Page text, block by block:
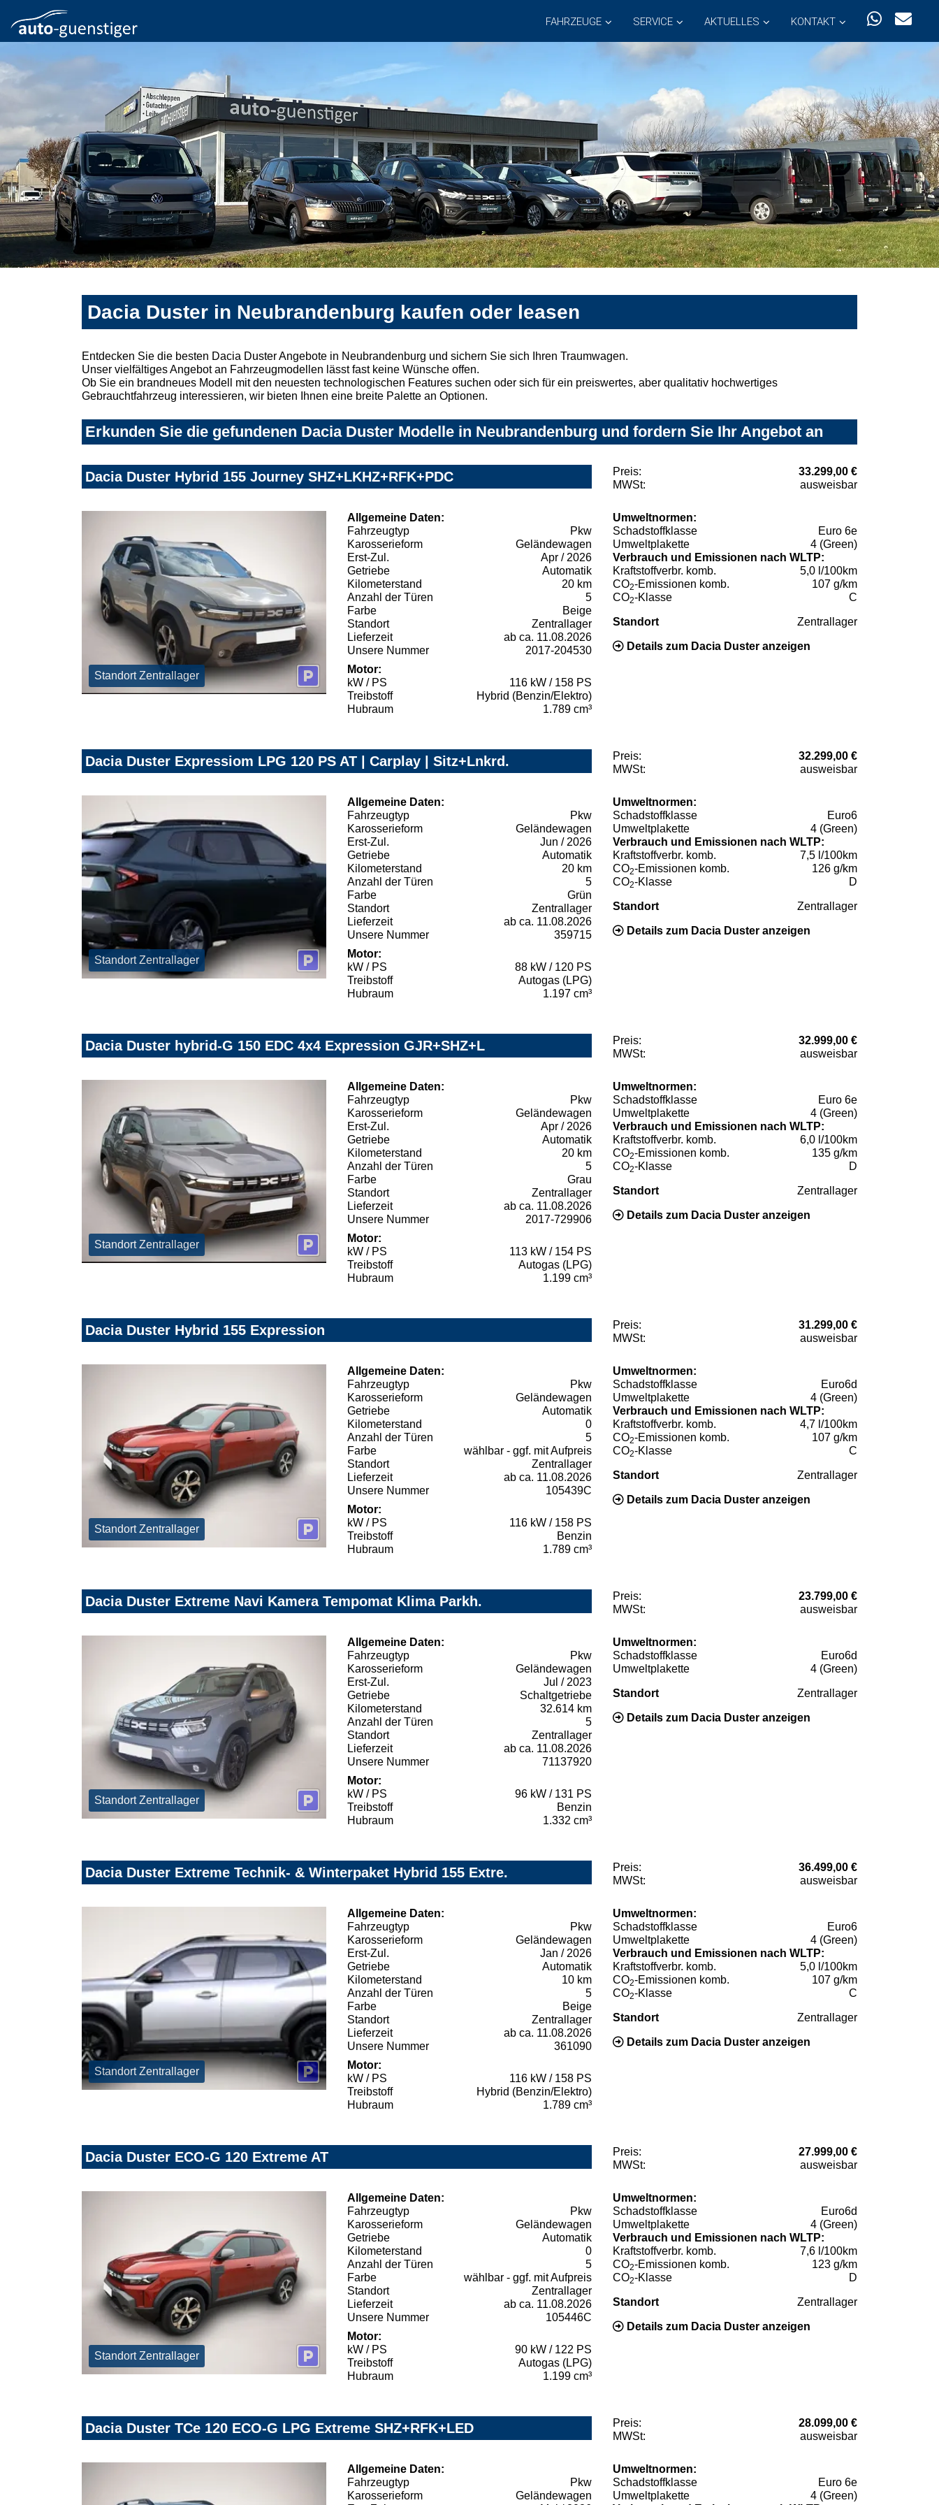
FAHRZEUGE SERVICE AKTUELLES KONTAKT
Dacia Duster in Neubrandenburg kaufen oder leasen
Entdecken Sie die besten Dacia Duster Angebote in Neubrandenburg und sichern Sie sich Ihren Traumwagen.
Unser vielfältiges Angebot an Fahrzeugmodellen lässt fast keine Wünsche offen.
Ob Sie ein brandneues Modell mit den neuesten technologischen Features suchen oder sich für ein preiswertes, aber qualitativ hochwertiges
Gebrauchtfahrzeug interessieren, wir bieten Ihnen eine breite Palette an Optionen.
Erkunden Sie die gefundenen Dacia Duster Modelle in Neubrandenburg und fordern Sie Ihr Angebot an
Dacia Duster Hybrid 155 Journey SHZ+LKHZ+RFK+PDC Preis:
33.299,00 €
MWSt:
ausweisbar
Standort Zentrallager
Allgemeine Daten:
Fahrzeugtyp
Pkw
Karosserieform
Geländewagen
Erst-Zul.
Apr / 2026
Getriebe
Automatik
Kilometerstand
20 km
Anzahl der Türen
5
Farbe
Beige
Standort
Zentrallager
Lieferzeit
ab ca. 11.08.2026
Unsere Nummer
2017-204530
Motor:
kW / PS
116 kW / 158 PS
Treibstoff
Hybrid (Benzin/Elektro)
Hubraum
1.789 cm³
Umweltnormen:
Schadstoffklasse
Euro 6e
Umweltplakette
4 (Green)
Verbrauch und Emissionen nach WLTP:
Kraftstoffverbr. komb.
5,0 l/100km
CO2-Emissionen komb.
107 g/km
CO2-Klasse C
Standort Zentrallager
Details zum Dacia Duster anzeigen
Dacia Duster Expressiom LPG 120 PS AT | Carplay | Sitz+Lnkrd. Preis:
32.299,00 €
MWSt:
ausweisbar
Standort Zentrallager
Allgemeine Daten:
Fahrzeugtyp
Pkw
Karosserieform
Geländewagen
Erst-Zul.
Jun / 2026
Getriebe
Automatik
Kilometerstand
20 km
Anzahl der Türen
5
Farbe
Grün
Standort
Zentrallager
Lieferzeit
ab ca. 11.08.2026
Unsere Nummer
359715
Motor:
kW / PS
88 kW / 120 PS
Treibstoff
Autogas (LPG)
Hubraum
1.197 cm³
Umweltnormen:
Schadstoffklasse
Euro6
Umweltplakette
4 (Green)
Verbrauch und Emissionen nach WLTP:
Kraftstoffverbr. komb.
7,5 l/100km
CO2-Emissionen komb.
126 g/km
CO2-Klasse D
Standort Zentrallager
Details zum Dacia Duster anzeigen
Dacia Duster hybrid-G 150 EDC 4x4 Expression GJR+SHZ+L Preis:
32.999,00 €
MWSt:
ausweisbar
Standort Zentrallager
Allgemeine Daten:
Fahrzeugtyp
Pkw
Karosserieform
Geländewagen
Erst-Zul.
Apr / 2026
Getriebe
Automatik
Kilometerstand
20 km
Anzahl der Türen
5
Farbe
Grau
Standort
Zentrallager
Lieferzeit
ab ca. 11.08.2026
Unsere Nummer
2017-729906
Motor:
kW / PS
113 kW / 154 PS
Treibstoff
Autogas (LPG)
Hubraum
1.199 cm³
Umweltnormen:
Schadstoffklasse
Euro 6e
Umweltplakette
4 (Green)
Verbrauch und Emissionen nach WLTP:
Kraftstoffverbr. komb.
6,0 l/100km
CO2-Emissionen komb.
135 g/km
CO2-Klasse D
Standort Zentrallager
Details zum Dacia Duster anzeigen
Dacia Duster Hybrid 155 Expression Preis:
31.299,00 €
MWSt:
ausweisbar
Standort Zentrallager
Allgemeine Daten:
Fahrzeugtyp
Pkw
Karosserieform
Geländewagen
Getriebe
Automatik
Kilometerstand
0
Anzahl der Türen
5
Farbe
wählbar - ggf. mit Aufpreis
Standort
Zentrallager
Lieferzeit
ab ca. 11.08.2026
Unsere Nummer
105439C
Motor:
kW / PS
116 kW / 158 PS
Treibstoff
Benzin
Hubraum
1.789 cm³
Umweltnormen:
Schadstoffklasse
Euro6d
Umweltplakette
4 (Green)
Verbrauch und Emissionen nach WLTP:
Kraftstoffverbr. komb.
4,7 l/100km
CO2-Emissionen komb.
107 g/km
CO2-Klasse C
Standort Zentrallager
Details zum Dacia Duster anzeigen
Dacia Duster Extreme Navi Kamera Tempomat Klima Parkh. Preis:
23.799,00 €
MWSt:
ausweisbar
Standort Zentrallager
Allgemeine Daten:
Fahrzeugtyp
Pkw
Karosserieform
Geländewagen
Erst-Zul.
Jul / 2023
Getriebe
Schaltgetriebe
Kilometerstand
32.614 km
Anzahl der Türen
5
Standort
Zentrallager
Lieferzeit
ab ca. 11.08.2026
Unsere Nummer
71137920
Motor:
kW / PS
96 kW / 131 PS
Treibstoff
Benzin
Hubraum
1.332 cm³
Umweltnormen:
Schadstoffklasse
Euro6d
Umweltplakette
4 (Green)
Standort Zentrallager
Details zum Dacia Duster anzeigen
Dacia Duster Extreme Technik- & Winterpaket Hybrid 155 Extre. Preis:
36.499,00 €
MWSt:
ausweisbar
Standort Zentrallager
Allgemeine Daten:
Fahrzeugtyp
Pkw
Karosserieform
Geländewagen
Erst-Zul.
Jan / 2026
Getriebe
Automatik
Kilometerstand
10 km
Anzahl der Türen
5
Farbe
Beige
Standort
Zentrallager
Lieferzeit
ab ca. 11.08.2026
Unsere Nummer
361090
Motor:
kW / PS
116 kW / 158 PS
Treibstoff
Hybrid (Benzin/Elektro)
Hubraum
1.789 cm³
Umweltnormen:
Schadstoffklasse
Euro6
Umweltplakette
4 (Green)
Verbrauch und Emissionen nach WLTP:
Kraftstoffverbr. komb.
5,0 l/100km
CO2-Emissionen komb.
107 g/km
CO2-Klasse C
Standort Zentrallager
Details zum Dacia Duster anzeigen
Dacia Duster ECO-G 120 Extreme AT Preis:
27.999,00 €
MWSt:
ausweisbar
Standort Zentrallager
Allgemeine Daten:
Fahrzeugtyp
Pkw
Karosserieform
Geländewagen
Getriebe
Automatik
Kilometerstand
0
Anzahl der Türen
5
Farbe
wählbar - ggf. mit Aufpreis
Standort
Zentrallager
Lieferzeit
ab ca. 11.08.2026
Unsere Nummer
105446C
Motor:
kW / PS
90 kW / 122 PS
Treibstoff
Autogas (LPG)
Hubraum
1.199 cm³
Umweltnormen:
Schadstoffklasse
Euro6d
Umweltplakette
4 (Green)
Verbrauch und Emissionen nach WLTP:
Kraftstoffverbr. komb.
7,6 l/100km
CO2-Emissionen komb.
123 g/km
CO2-Klasse D
Standort Zentrallager
Details zum Dacia Duster anzeigen
Dacia Duster TCe 120 ECO-G LPG Extreme SHZ+RFK+LED Preis:
28.099,00 €
MWSt:
ausweisbar
Allgemeine Daten:
Fahrzeugtyp
Pkw
Karosserieform
Geländewagen
Umweltnormen:
Schadstoffklasse
Euro 6e
Umweltplakette
4 (Green)